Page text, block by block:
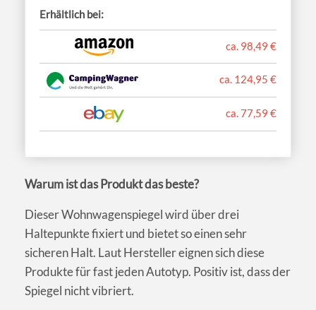
Erhältlich bei:
ca. 98,49 €
ca. 124,95 €
ca. 77,59 €
Warum ist das Produkt das beste?
Dieser Wohnwagenspiegel wird über drei
Haltepunkte fixiert und bietet so einen sehr
sicheren Halt. Laut Hersteller eignen sich diese
Produkte für fast jeden Autotyp. Positiv ist, dass der
Spiegel nicht vibriert.